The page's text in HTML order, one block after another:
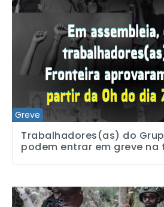
Greve
Trabalhadores(as) do Grupo Paulo
Trabalhadores(as) do
podem entrar em greve
Palestinos são impedidos de retornar